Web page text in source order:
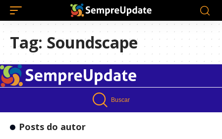
Tag: Soundscape
Buscar
Posts do autor